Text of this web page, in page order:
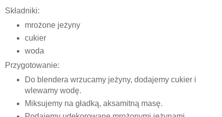
Składniki:
mrożone jeżyny
cukier
woda
Przygotowanie:
Do blendera wrzucamy jeżyny, dodajemy cukier i
wlewamy wodę.
Miksujemy na gładką, aksamitną masę.